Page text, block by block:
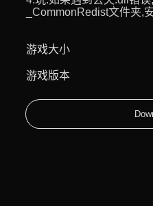
_CommonRedist文件夹,
游戏大小
游戏版本